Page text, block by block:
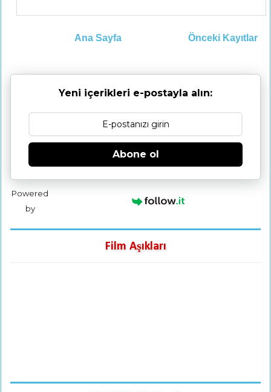
Önceki Kayıtlar
Ana Sayfa
Yeni içerikleri e-postayla alın:
Abone ol
Powered
by
Film Aşıkları